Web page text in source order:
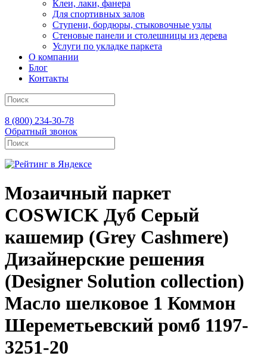
Клеи, лаки, фанера
Для спортивных залов
Ступени, бордюры, стыковочные узлы
Стеновые панели и столешницы из дерева
Услуги по укладке паркета
О компании
Блог
Контакты
8 (800) 234-30-78
Обратный звонок
Мозаичный паркет
COSWICK Дуб Серый
кашемир (Grey Cashmere)
Дизайнерские решения
(Designer Solution collection)
Масло шелковое 1 Коммон
Шереметьевский ромб 1197-
3251-20